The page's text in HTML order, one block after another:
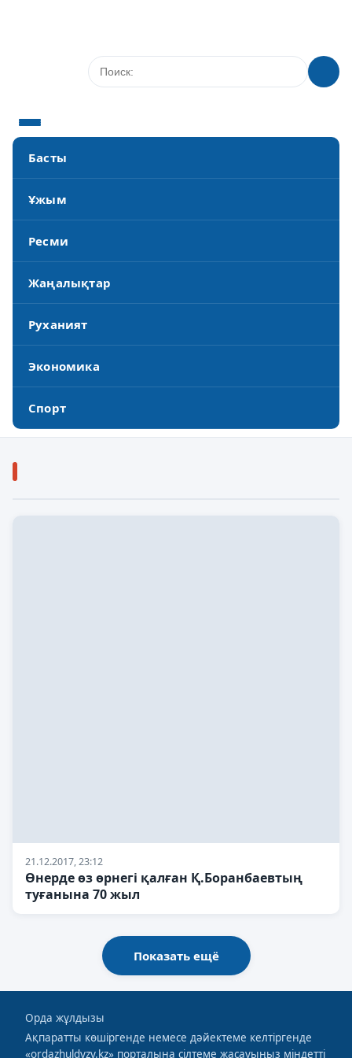
Басты
Ұжым
Ресми
Жаңалықтар
Руханият
Экономика
Спорт
21.12.2017, 23:12
Өнерде өз өрнегі қалған Қ.Боранбаевтың
туғанына 70 жыл
Показать ещё
Орда жұлдызы
Ақпаратты көшіргенде немесе дәйектеме келтiргенде
«ordazhuldyzy.kz» порталына сiлтеме жасауыңыз міндетті